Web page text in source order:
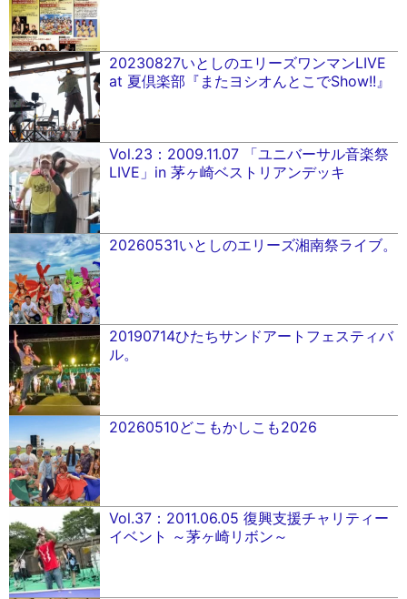
20230827いとしのエリーズワンマンLIVE
at 夏倶楽部『またヨシオんとこでShow!!』
Vol.23：2009.11.07 「ユニバーサル音楽祭
LIVE」in 茅ヶ崎ベストリアンデッキ
20260531いとしのエリーズ湘南祭ライブ。
20190714ひたちサンドアートフェスティバ
ル。
20260510どこもかしこも2026
Vol.37：2011.06.05 復興支援チャリティー
イベント ～茅ヶ崎リボン～